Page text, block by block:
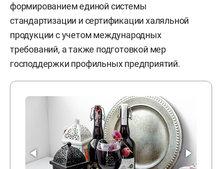
формированием единой системы
стандартизации и сертификации халяльной
продукции с учетом международных
требований, а также подготовкой мер
господдержки профильных предприятий.